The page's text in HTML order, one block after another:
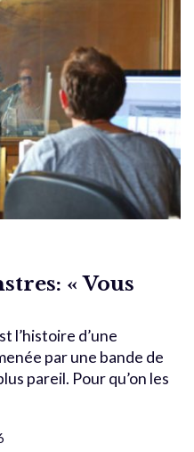
« Vous
l’histoire d’une
par une bande de
pareil. Pour qu’on les